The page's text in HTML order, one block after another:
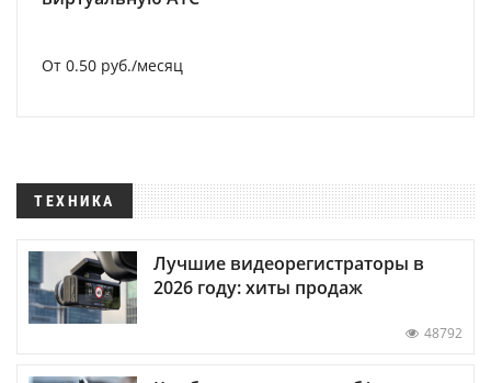
От 0.50 руб./месяц
ТЕХНИКА
Лучшие видеорегистраторы в
2026 году: хиты продаж
48792